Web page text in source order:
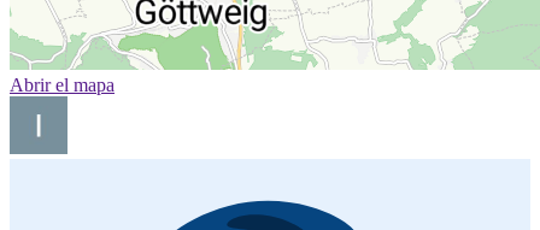
Abrir el mapa